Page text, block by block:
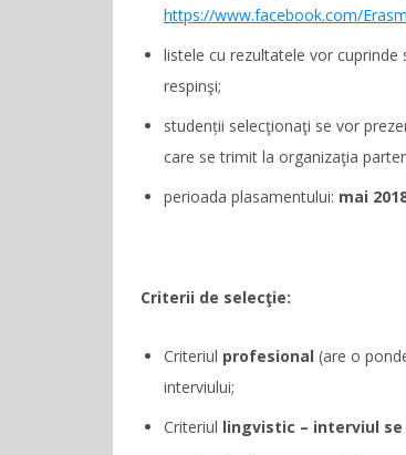
https://www.facebook.com/
listele cu rezultatele vor
respinşi;
studenții selecţionaţi se vor
care se trimit la organizaţia
perioada plasamentului: mai
Criterii de selecţie:
Criteriul profesional (are o
interviului;
Criteriul lingvistic – interviul